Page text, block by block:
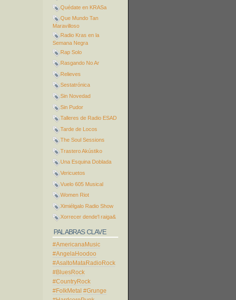
Quédate en KRASa
Que Mundo Tan
Maravilloso
Radio Kras en la
Semana Negra
Rap Solo
Rasgando No Ar
Relieves
Sestatrónica
Sin Novedad
Sin Pudor
Talleres de Radio ESAD
Tarde de Locos
The Soul Sessions
Trastero Akústiko
Una Esquina Doblada
Vericuetos
Vuelo 605 Musical
Women Riot
Ximiélgalo Radio Show
Xorrecer dende'l raiga&
PALABRAS CLAVE
#AmericanaMusic
#AngelaHoodoo
#AsaltoMataRadioRock
#BluesRock
#CountryRock
#FolkMetal #Grunge